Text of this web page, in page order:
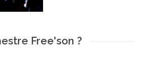
Free'son ?